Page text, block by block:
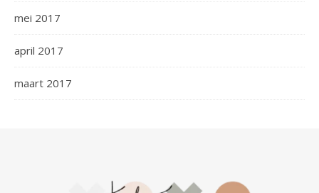
mei 2017
april 2017
maart 2017